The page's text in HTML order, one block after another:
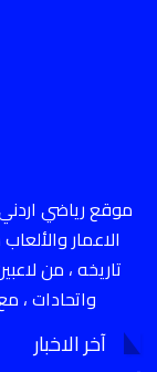
موقع رياضي
تاريخه ، من
واتحادات ،
آخر الاخبار